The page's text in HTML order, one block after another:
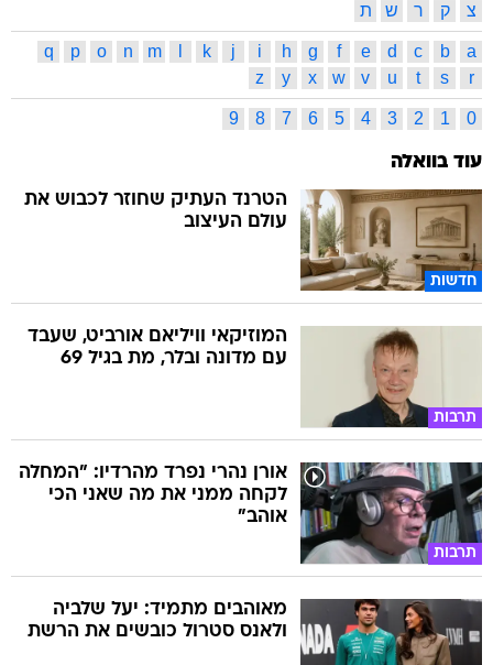
צ
ק ר ש ת
a
b
c
d
e
f
g
h
i
j
k
m
n
o
p
q
r
s
t
u
v
w
x
y
z
0
1
2
3
4
5
6
7
8
9
עוד בוואלה
חדשות
הטרנד העתיק שחוזר לכבוש את
עולם העיצוב
תרבות
המוזיקאי וויליאם אורביט, שעבד
עם מדונה ובלר, מת בגיל 69
תרבות
אורן נהרי נפרד מהרדיו: "המחלה
לקחה ממני את מה שאני הכי
אוהב"
מאוהבים מתמיד: יעל שלביה
ולאנס סטרול כובשים את הרשת